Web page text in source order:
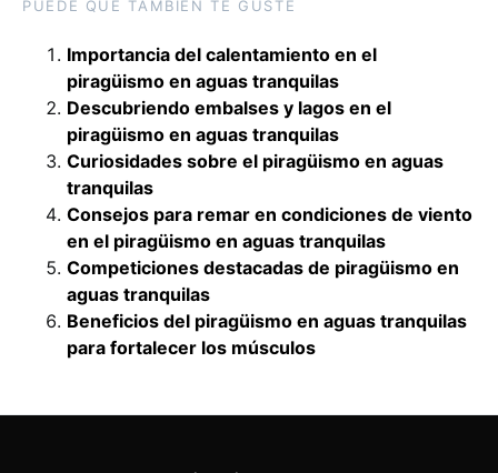
PUEDE QUE TAMBIÉN TE GUSTE
Importancia del calentamiento en el
piragüismo en aguas tranquilas
Descubriendo embalses y lagos en el
piragüismo en aguas tranquilas
Curiosidades sobre el piragüismo en aguas
tranquilas
Consejos para remar en condiciones de viento
en el piragüismo en aguas tranquilas
Competiciones destacadas de piragüismo en
aguas tranquilas
Beneficios del piragüismo en aguas tranquilas
para fortalecer los músculos